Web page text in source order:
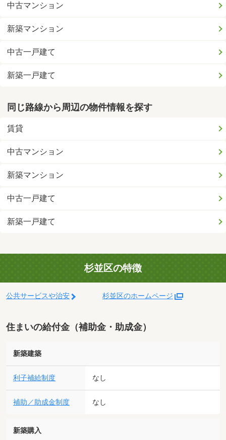
中古マンション
新築マンション
中古一戸建て
新築一戸建て
同じ路線から周辺の物件情報を探す
賃貸
中古マンション
新築マンション
中古一戸建て
新築一戸建て
杉並区の特徴
公共サービスや治安 杉並区のホームページ
住まいの給付金（補助金・助成金）
新築建築
利子補給制度 なし
補助／助成金制度 なし
新築購入